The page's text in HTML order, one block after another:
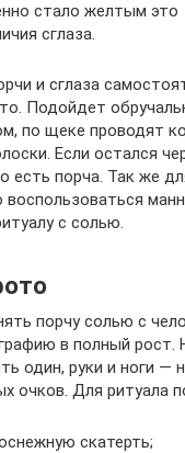
стало желтым это
сглаза.
и сглаза
Подойдет
по щеке проводят
Если остался
есть порча. Так же
с солью.
порчу солью с
в полный рост.
один, руки и ноги —
очков. Для ритуала
скатерть;